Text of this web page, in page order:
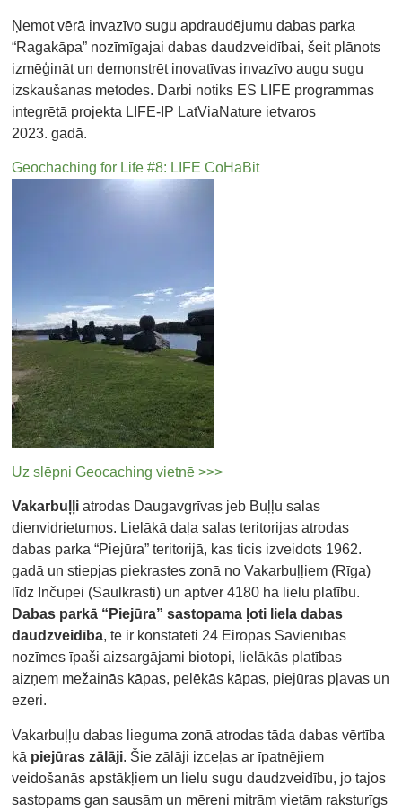
Ņemot vērā invazīvo sugu apdraudējumu dabas parka
“Ragakāpa” nozīmīgajai dabas daudzveidībai, šeit plānots
izmēģināt un demonstrēt inovatīvas invazīvo augu sugu
izskaušanas metodes. Darbi notiks ES LIFE programmas
integrētā projekta LIFE-IP LatViaNature ietvaros
2023. gadā.
Geochaching for Life #8: LIFE CoHaBit
Uz slēpni Geocaching vietnē >>>
Vakarbuļļi atrodas Daugavgrīvas jeb Buļļu salas
dienvidrietumos. Lielākā daļa salas teritorijas atrodas
dabas parka “Piejūra” teritorijā, kas ticis izveidots 1962.
gadā un stiepjas piekrastes zonā no Vakarbuļļiem (Rīga)
līdz Inčupei (Saulkrasti) un aptver 4180 ha lielu platību.
Dabas parkā “Piejūra” sastopama ļoti liela dabas
daudzveidība, te ir konstatēti 24 Eiropas Savienības
nozīmes īpaši aizsargājami biotopi, lielākās platības
aizņem mežainās kāpas, pelēkās kāpas, piejūras pļavas un
ezeri.
Vakarbuļļu dabas lieguma zonā atrodas tāda dabas vērtība
kā piejūras zālāji. Šie zālāji izceļas ar īpatnējiem
veidošanās apstākļiem un lielu sugu daudzveidību, jo tajos
sastopams gan sausām un mēreni mitrām vietām raksturīgs